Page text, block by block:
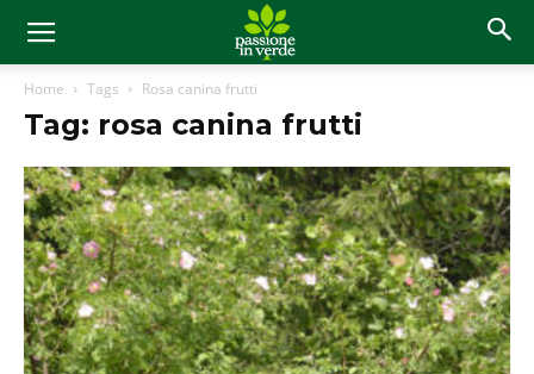
Home Tags Rosa canina frutti
Tag: rosa canina frutti